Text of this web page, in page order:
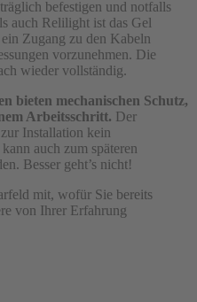
befestigen und notfalls
auch Relilight ist das Gel
Zugang zu den Kabeln
vorzunehmen. Die
wieder vollständig.
bieten mechanischen Schutz,
Arbeitsschritt. Der
Installation kein
auch zum späteren
Besser geht’s nicht!
mit, wofür Sie bereits
von Ihrer Erfahrung